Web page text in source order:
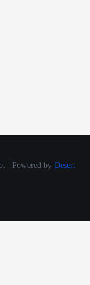
| Powered by Desert